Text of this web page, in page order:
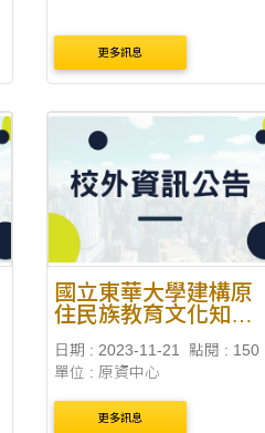
更多訊息
國立東華大學建構原
住民族教育文化知識
理「2023原住民族知
識人才研習營《第三
梯次》」
日期 : 2023-11-21
點閱 : 150
單位 : 原資中心
更多訊息